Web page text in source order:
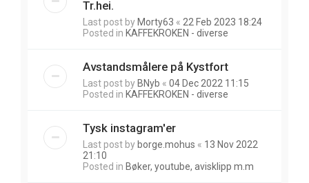
Tr.hei.
Last post by Morty63 « 22 Feb 2023 18:24
Posted in KAFFEKROKEN - diverse
Avstandsmålere på Kystfort
Last post by BNyb « 04 Dec 2022 11:15
Posted in KAFFEKROKEN - diverse
Tysk instagram'er
Last post by borge.mohus « 13 Nov 2022
21:10
Posted in Bøker, youtube, avisklipp m.m